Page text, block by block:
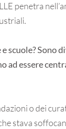
penetra
scuole? Sono
ad essere
o dei
stava